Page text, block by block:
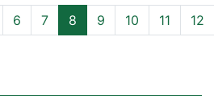
6 7 8 9 10 11 12